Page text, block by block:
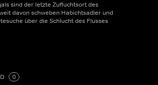
sind der letzte Zufluchtsort des
davon schweben Habichtsadler und
über die Schlucht des Flusses
0